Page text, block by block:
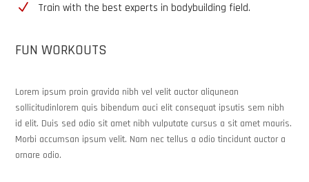
N Train with the best experts in bodybuilding field.
FUN WORKOUTS
Lorem ipsum proin gravida nibh vel velit auctor aliqunean
sollicitudinlorem quis bibendum auci elit consequat ipsutis sem nibh
id elit. Duis sed odio sit amet nibh vulputate cursus a sit amet mauris.
Morbi accumsan ipsum velit. Nam nec tellus a odio tincidunt auctor a
ornare odio.